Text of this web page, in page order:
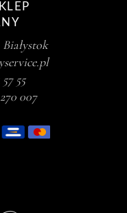
55
007